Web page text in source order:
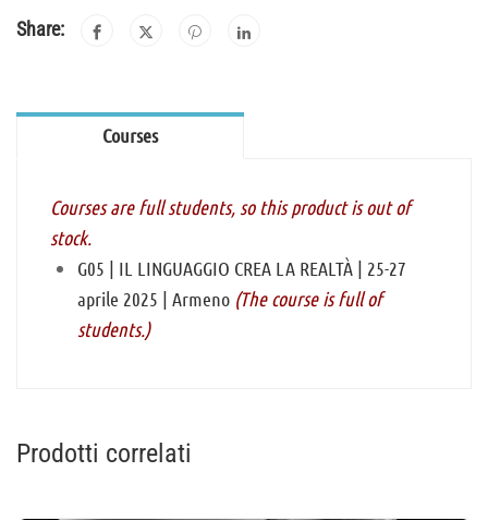
Share:
Courses
Courses are full students, so this product is out of
stock.
G05 | IL LINGUAGGIO CREA LA REALTÀ | 25-27
aprile 2025 | Armeno (The course is full of
students.)
Prodotti correlati